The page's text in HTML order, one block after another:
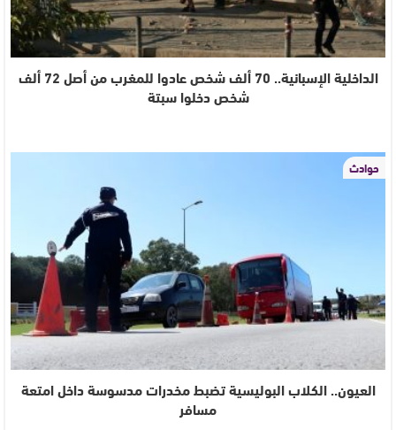
الداخلية الإسبانية.. 70 ألف شخص عادوا للمغرب من أصل 72 ألف
شخص دخلوا سبتة
حوادث
العيون.. الكلاب البوليسية تضبط مخدرات مدسوسة داخل امتعة
مسافر